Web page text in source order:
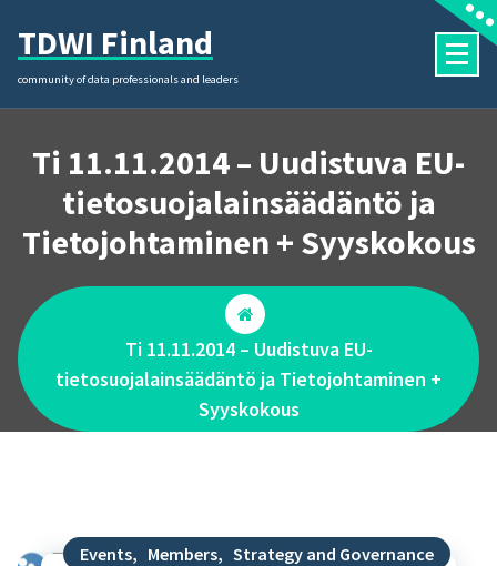
content
TDWI Finland
community of data professionals and leaders
Ti 11.11.2014 – Uudistuva EU-
tietosuojalainsäädäntö ja
Tietojohtaminen + Syyskokous
Ti 11.11.2014 – Uudistuva EU-
tietosuojalainsäädäntö ja Tietojohtaminen +
Syyskokous
Events, Members, Strategy and Governance